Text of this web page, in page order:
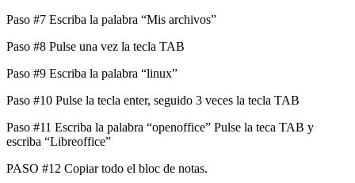
Paso #7 Escriba la palabra “Mis archivos”
Paso #8 Pulse una vez la tecla TAB
Paso #9 Escriba la palabra “linux”
Paso #10 Pulse la tecla enter, seguido 3 veces la tecla TAB
Paso #11 Escriba la palabra “openoffice” Pulse la teca TAB y
escriba “Libreoffice”
PASO #12 Copiar todo el bloc de notas.